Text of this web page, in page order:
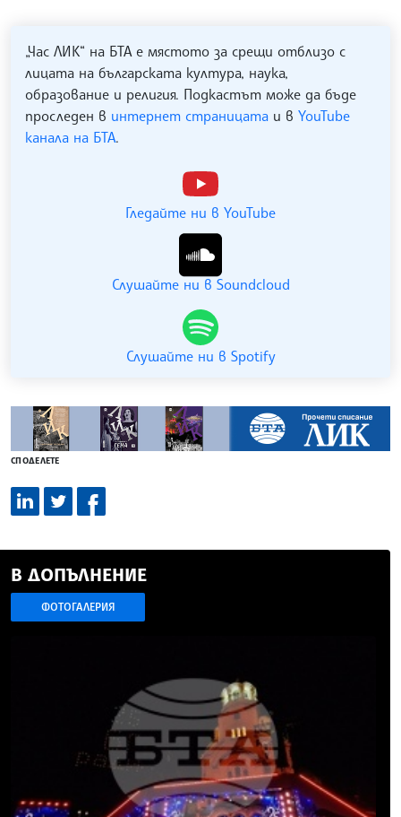
„Час ЛИК“ на БТА е мястото за срещи отблизо с
лицата на българската култура, наука,
образование и религия. Подкастът може да бъде
проследен в интернет страницата и в YouTube
канала на БТА.
Гледайте ни в YouTube
Слушайте ни в Soundcloud
Слушайте ни в Spotify
СПОДЕЛЕТЕ
В ДОПЪЛНЕНИЕ
ФОТОГАЛЕРИЯ